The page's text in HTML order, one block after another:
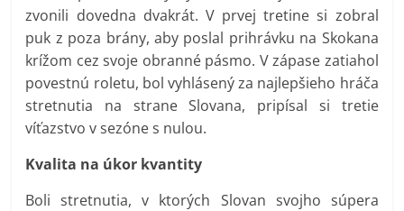
zvonili dovedna dvakrát. V prvej tretine si zobral
puk z poza brány, aby poslal prihrávku na Skokana
krížom cez svoje obranné pásmo. V zápase zatiahol
povestnú roletu, bol vyhlásený za najlepšieho hráča
stretnutia na strane Slovana, pripísal si tretie
víťazstvo v sezóne s nulou.
Kvalita na úkor kvantity
Boli stretnutia, v ktorých Slovan svojho súpera